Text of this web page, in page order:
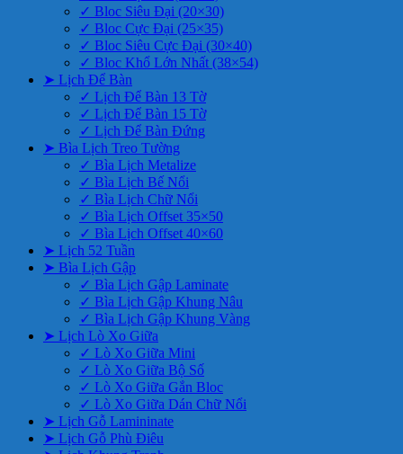
✓ Bloc Siêu Đại (20×30)
✓ Bloc Cực Đại (25×35)
✓ Bloc Siêu Cực Đại (30×40)
✓ Bloc Khổ Lớn Nhất (38×54)
➤ Lịch Để Bàn
✓ Lịch Để Bàn 13 Tờ
✓ Lịch Để Bàn 15 Tờ
✓ Lịch Để Bàn Đứng
➤ Bìa Lịch Treo Tường
✓ Bìa Lịch Metalize
✓ Bìa Lịch Bế Nổi
✓ Bìa Lịch Chữ Nổi
✓ Bìa Lịch Offset 35×50
✓ Bìa Lịch Offset 40×60
➤ Lịch 52 Tuần
➤ Bìa Lịch Gập
✓ Bìa Lịch Gập Laminate
✓ Bìa Lịch Gập Khung Nâu
✓ Bìa Lịch Gập Khung Vàng
➤ Lịch Lò Xo Giữa
✓ Lò Xo Giữa Mini
✓ Lò Xo Giữa Bộ Số
✓ Lò Xo Giữa Gắn Bloc
✓ Lò Xo Giữa Dán Chữ Nổi
➤ Lịch Gỗ Lamininate
➤ Lịch Gỗ Phù Điêu